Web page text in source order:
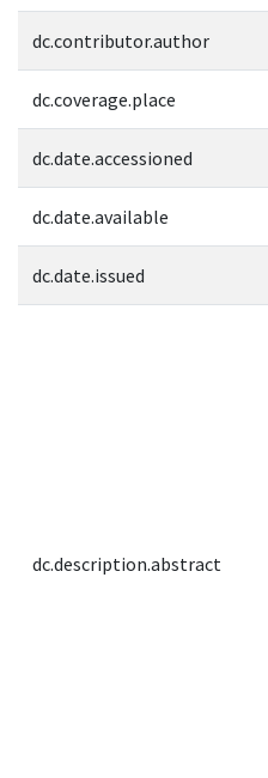
dc.contributor.author
dc.coverage.place
dc.date.accessioned
dc.date.available
dc.date.issued
dc.description.abstract